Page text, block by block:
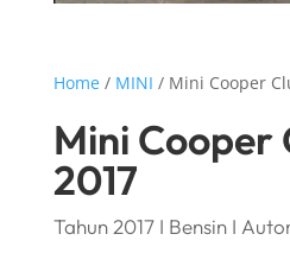
Home/ MINI / Mini Cooper
Mini Cooper
2017
Tahun 2017 I Bensin I